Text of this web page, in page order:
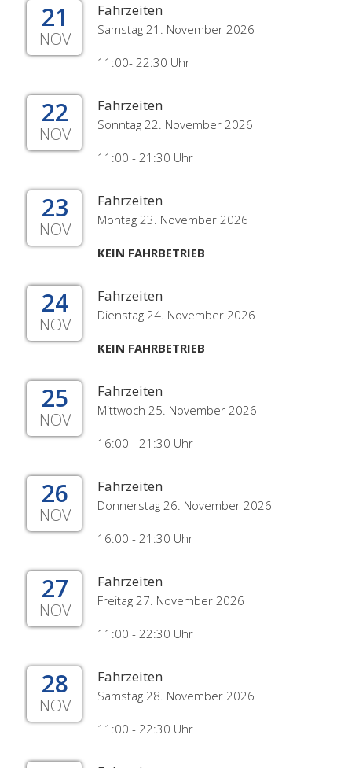
21
NOV
Fahrzeiten
Samstag 21. November 2026
11:00- 22:30 Uhr
22
NOV
Fahrzeiten
Sonntag 22. November 2026
11:00 - 21:30 Uhr
23
NOV
Fahrzeiten
Montag 23. November 2026
KEIN FAHRBETRIEB
24
NOV
Fahrzeiten
Dienstag 24. November 2026
KEIN FAHRBETRIEB
25
NOV
Fahrzeiten
Mittwoch 25. November 2026
16:00 - 21:30 Uhr
26
NOV
Fahrzeiten
Donnerstag 26. November 2026
16:00 - 21:30 Uhr
27
NOV
Fahrzeiten
Freitag 27. November 2026
11:00 - 22:30 Uhr
28
NOV
Fahrzeiten
Samstag 28. November 2026
11:00 - 22:30 Uhr